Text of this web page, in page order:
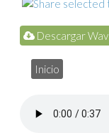
Descargar Wav
Inicio